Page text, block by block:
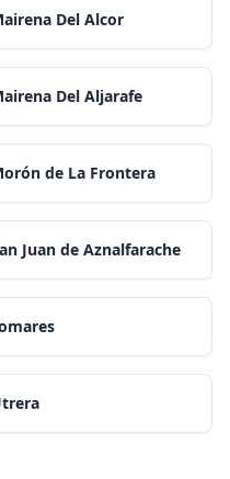
Del Alcor
Del Aljarafe
de La Frontera
Juan de Aznalfarache